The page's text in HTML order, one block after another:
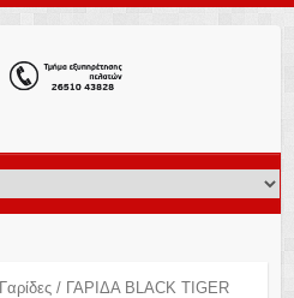
Γαρίδες/ ΓΑΡΙΔΑ BLACK TIGER